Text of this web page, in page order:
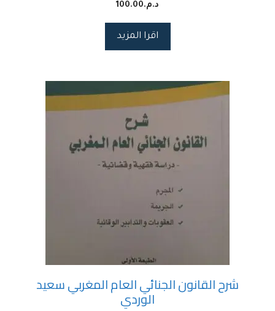
د.م.100.00
اقرا المزيد
شرح القانون الجنائي العام المغربي سعيد
الوردي